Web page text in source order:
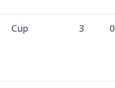
Cup 3 0